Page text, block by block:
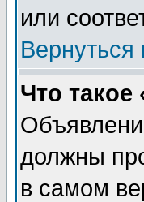
или
Вернуться
Что
должны
в самом